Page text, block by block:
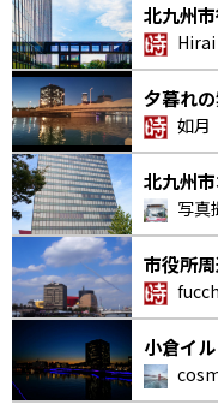
北九州
Hirai
夕暮れ
如月
北九州
写真
市役所
小倉イ